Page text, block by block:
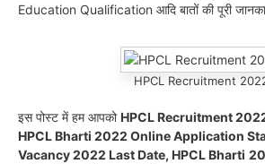
Education Qualification आदि बातों की पूरी
HPCL Recruitment
इस पोस्ट में हम आपकोHPCL Recruitment
HPCLBharti 2022 Online Application
Vacancy 2022 Last Date, HPCLBharti